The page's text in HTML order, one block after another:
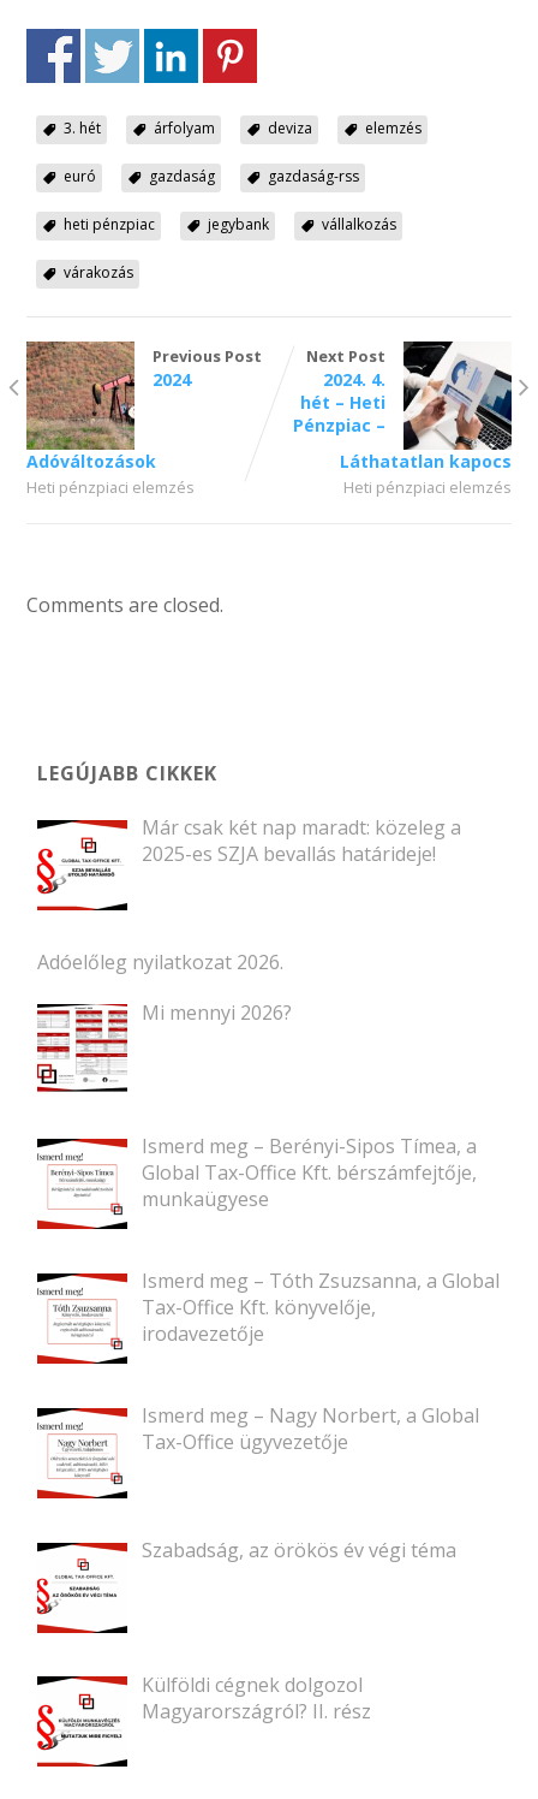
3. hét árfolyam deviza elemzés
euró gazdaság gazdaság-rss
heti pénzpiac jegybank vállalkozás
várakozás
Previous Post
2024
Adóváltozások
Heti pénzpiaci elemzés
Next Post
2024. 4.
hét – Heti
Pénzpiac –
Láthatatlan kapocs
Heti pénzpiaci elemzés
Comments are closed.
LEGÚJABB CIKKEK
Már csak két nap maradt: közeleg a
2025-es SZJA bevallás határideje!
Adóelőleg nyilatkozat 2026.
Mi mennyi 2026?
Ismerd meg – Berényi-Sipos Tímea, a
Global Tax-Office Kft. bérszámfejtője,
munkaügyese
Ismerd meg – Tóth Zsuzsanna, a Global
Tax-Office Kft. könyvelője,
irodavezetője
Ismerd meg – Nagy Norbert, a Global
Tax-Office ügyvezetője
Szabadság, az örökös év végi téma
Külföldi cégnek dolgozol
Magyarországról? II. rész